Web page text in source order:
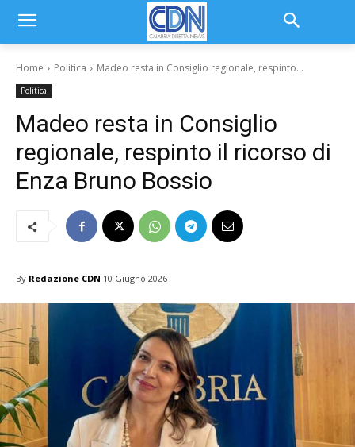
Home Politica Madeo resta in Consiglio regionale, respinto...
Politica
Madeo resta in Consiglio
regionale, respinto il ricorso di
Enza Bruno Bossio
By Redazione CDN 10 Giugno 2026